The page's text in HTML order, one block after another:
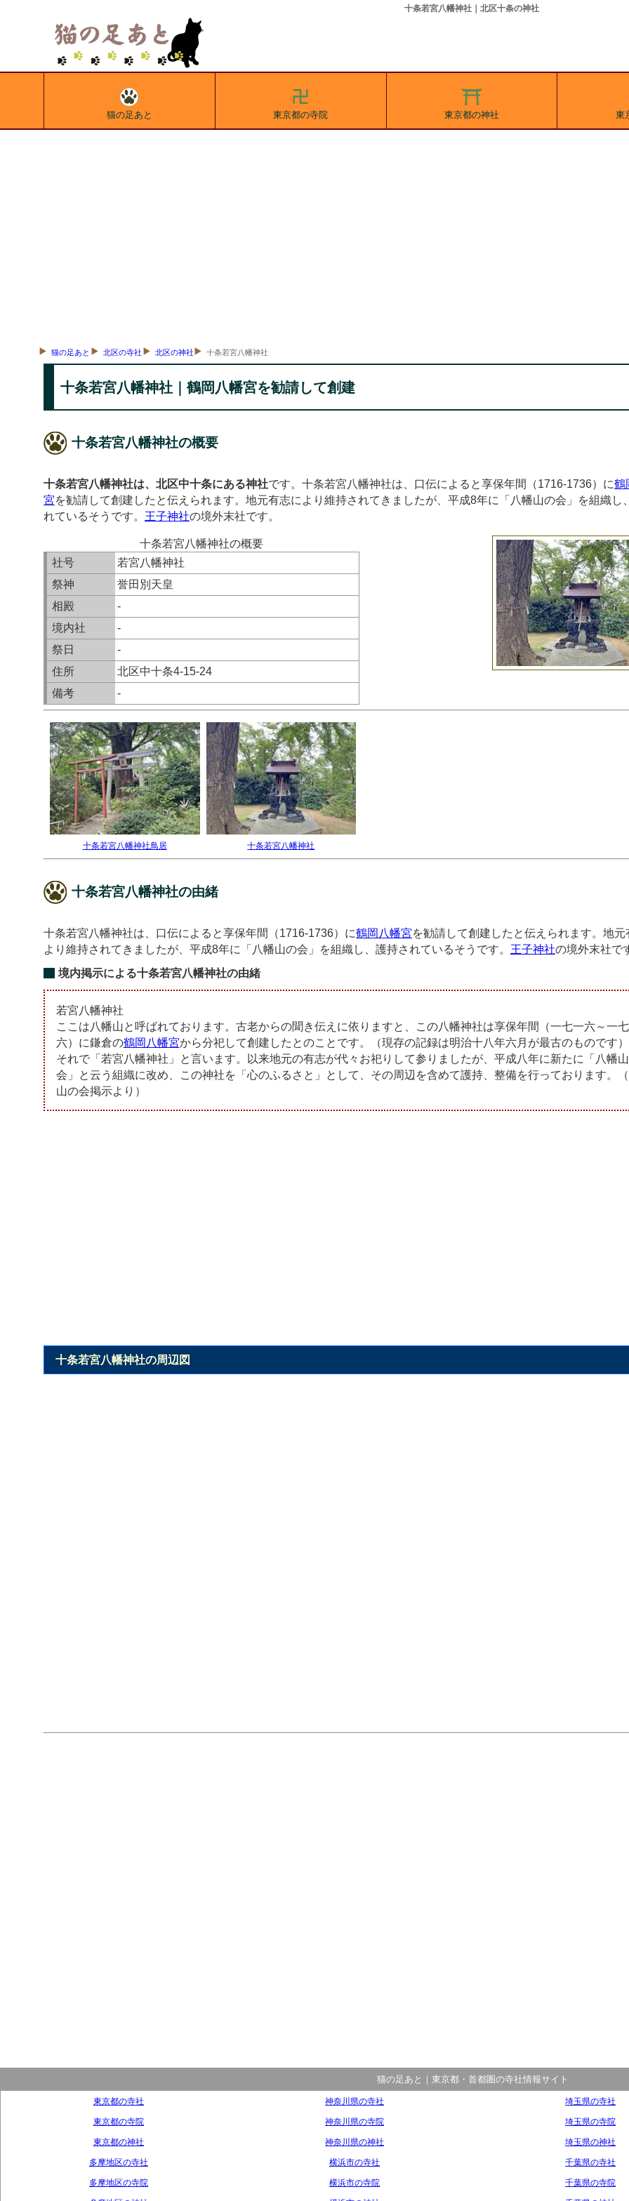
十条若宮八幡神社｜北区十条の神社
猫の足あと 東京都の寺院 東京都の神社 東
猫の足あと 北区の寺社 北区の神社 十条若宮八幡神社
十条若宮八幡神社｜鶴岡八幡宮を勧請して創建
十条若宮八幡神社の概要
十条若宮八幡神社は、北区中十条にある神社です。十条若宮八幡神社は、口伝によると享保年間（1716-1736）に鶴
宮を勧請して創建したと伝えられます。地元有志により維持されてきましたが、平成8年に「八幡山の会」を組織し
れているそうです。 王子神社の境外末社です。
十条若宮八幡神社の概要
社号
若宮八幡神社
祭神
誉田別天皇
相殿
-
境内社
-
祭日
-
住所
北区中十条4-15-24
備考
-
十条若宮八幡神社鳥居 十条若宮八幡神社
十条若宮八幡神社の由緒
十条若宮八幡神社は、口伝によると享保年間（1716-1736）に鶴岡八幡宮を勧請して創建したと伝えられます。地元
より維持されてきましたが、平成8年に「八幡山の会」を組織し、護持されているそうです。 王子神社の境外末社で
境内掲示による十条若宮八幡神社の由緒
若宮八幡神社
ここは八幡山と呼ばれております。古老からの聞き伝えに依りますと、この八幡神社は享保年間（一七一六～一
六）に鎌倉の鶴岡八幡宮から分祀して創建したとのことです。（現存の記録は明治十八年六月が最古のものです）
それで「若宮八幡神社」と言います。以来地元の有志が代々お祀りして参りましたが、平成八年に新たに「八幡
会」と云う組織に改め、この神社を「心のふるさと」として、その周辺を含めて護持、整備を行っております。
山の会掲示より）
十条若宮八幡神社の周辺図
猫の足あと｜東京都・首都圏の寺社情報サイト
東京都の寺社
東京都の寺院
東京都の神社
多摩地区の寺社
多摩地区の寺院
神奈川県の寺社
神奈川県の寺院
神奈川県の神社
横浜市の寺社
横浜市の寺院
埼玉県の寺社
埼玉県の寺院
埼玉県の神社
千葉県の寺社
千葉県の寺院